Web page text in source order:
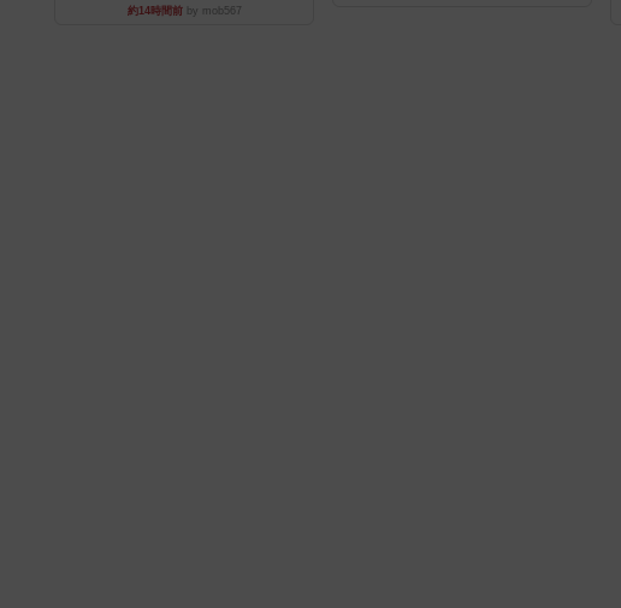
約14時間前by mob567